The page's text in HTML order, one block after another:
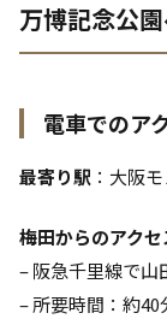
万博記念公
電車でのア
最寄り駅 ：大阪
梅田からのアクセ
– 阪急千里線で
– 所要時間：約40